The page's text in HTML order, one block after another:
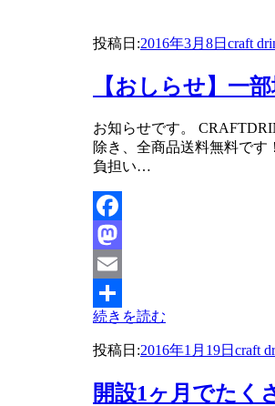
投稿日:2016年3月8日 craft
【おしらせ】一
投稿者master
お知らせです。
除き、全商品送料無料で
負担い…
Facebook
Mastodon
Email
共
有
続きを読む
投稿日:2016年1月19日 craft
開設1ヶ月でたく